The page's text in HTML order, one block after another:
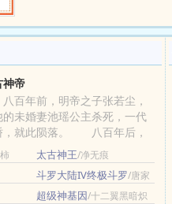
神帝
年前，明帝之子张若尘，
的未婚妻池瑶公主杀死，一代
，就此陨落。 八百年后，
重新活了过来，却发现......
太古神王/净无痕
斗罗大陆IV终极斗罗/唐家
三少
超级神基因/十二翼黑暗炽